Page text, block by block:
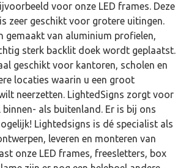
voor onze LED frames. Deze
zeer geschikt voor grotere uitingen.
gemaakt van aluminium profielen,
sterk backlit doek wordt geplaatst.
geschikt voor kantoren, scholen en
locaties waarin u een groot
neerzetten. LightedSigns zorgt voor
als buitenland. Er is bij ons
Lightedsigns is dé specialist als
leveren en monteren van
onze LED frames, freesletters, box